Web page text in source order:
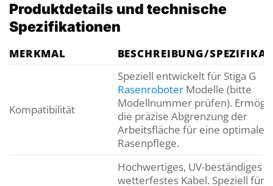
Produktdetails und technische
Spezifikationen
MERKMAL BESCHREIBUNG/
Kompatibilität
Speziell entwickelt für Stiga G
RasenroboterModelle (bitte
Modellnummer prüfen).
die präzise Abgrenzung der
Arbeitsfläche für eine optimale
Rasenpflege.
Hochwertiges, UV-beständiges
wetterfestes Kabel. Speziell für